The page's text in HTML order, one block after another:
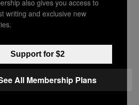
Will Never Fully
According
Catlin
also gives you access to
writing and exclusive new
Support for $2
All Membership Plans